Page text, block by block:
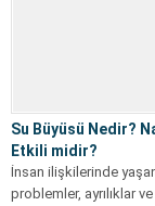
Su Büyüsü Nedir?
Etkili midir?
İnsan ilişkilerinde
problemler, ayrılıklar